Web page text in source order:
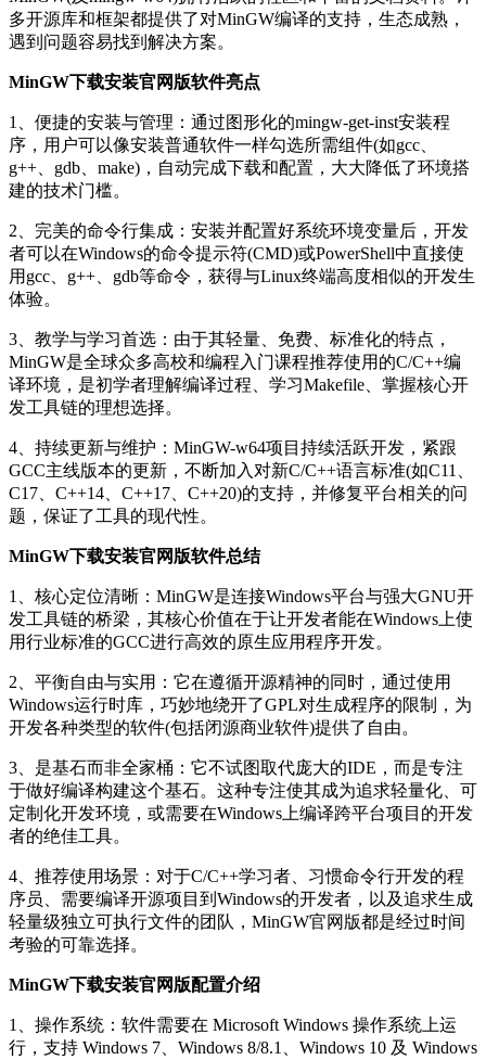
多开源库和框架都提供了对MinGW编译的支持，生态成熟，
遇到问题容易找到解决方案。
MinGW下载安装官网版软件亮点
1、便捷的安装与管理：通过图形化的mingw-get-inst安装程
序，用户可以像安装普通软件一样勾选所需组件(如gcc、
g++、gdb、make)，自动完成下载和配置，大大降低了环境搭
建的技术门槛。
2、完美的命令行集成：安装并配置好系统环境变量后，开发
者可以在Windows的命令提示符(CMD)或PowerShell中直接使
用gcc、g++、gdb等命令，获得与Linux终端高度相似的开发生
体验。
3、教学与学习首选：由于其轻量、免费、标准化的特点，
MinGW是全球众多高校和编程入门课程推荐使用的C/C++编
译环境，是初学者理解编译过程、学习Makefile、掌握核心开
发工具链的理想选择。
4、持续更新与维护：MinGW-w64项目持续活跃开发，紧跟
GCC主线版本的更新，不断加入对新C/C++语言标准(如C11、
C17、C++14、C++17、C++20)的支持，并修复平台相关的问
题，保证了工具的现代性。
MinGW下载安装官网版软件总结
1、核心定位清晰：MinGW是连接Windows平台与强大GNU开
发工具链的桥梁，其核心价值在于让开发者能在Windows上使
用行业标准的GCC进行高效的原生应用程序开发。
2、平衡自由与实用：它在遵循开源精神的同时，通过使用
Windows运行时库，巧妙地绕开了GPL对生成程序的限制，为
开发各种类型的软件(包括闭源商业软件)提供了自由。
3、是基石而非全家桶：它不试图取代庞大的IDE，而是专注
于做好编译构建这个基石。这种专注使其成为追求轻量化、可
定制化开发环境，或需要在Windows上编译跨平台项目的开发
者的绝佳工具。
4、推荐使用场景：对于C/C++学习者、习惯命令行开发的程
序员、需要编译开源项目到Windows的开发者，以及追求生成
轻量级独立可执行文件的团队，MinGW官网版都是经过时间
考验的可靠选择。
MinGW下载安装官网版配置介绍
1、操作系统：软件需要在 Microsoft Windows 操作系统上运
行，支持 Windows 7、Windows 8/8.1、Windows 10 及 Windows